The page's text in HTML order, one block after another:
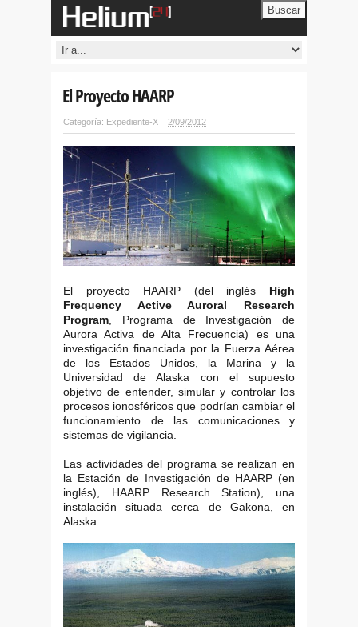
Buscar
El Proyecto HAARP
Categoría: Expediente-X 2/09/2012
El proyecto HAARP (del inglés High
Frequency Active Auroral Research
Program , Programa de Investigación de
Aurora Activa de Alta Frecuencia) es una
investigación financiada por la Fuerza Aérea
de los Estados Unidos, la Marina y la
Universidad de Alaska con el supuesto
objetivo de entender, simular y controlar los
procesos ionosféricos que podrían cambiar el
funcionamiento de las comunicaciones y
sistemas de vigilancia.
Las actividades del programa se realizan en
la Estación de Investigación de HAARP (en
inglés), HAARP Research Station), una
instalación situada cerca de Gakona, en
Alaska.